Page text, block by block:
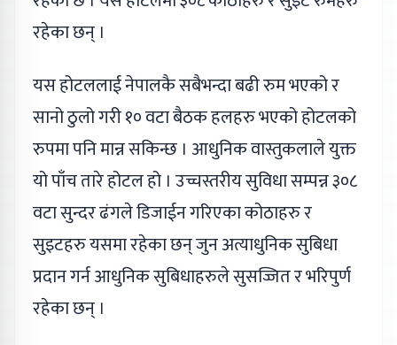
रहेका छन् ।
यस होटललाई नेपालकै सबैभन्दा बढी रुम भएको र
सानो ठुलो गरी १० वटा बैठक हलहरु भएको होटलको
रुपमा पनि मान्न सकिन्छ । आधुनिक वास्तुकलाले युक्त
यो पाँच तारे होटल हो । उच्चस्तरीय सुविधा सम्पन्न ३०८
वटा सुन्दर ढंगले डिजाईन गरिएका कोठाहरु र
सुइटहरु यसमा रहेका छन् जुन अत्याधुनिक सुबिधा
प्रदान गर्न आधुनिक सुबिधाहरुले सुसज्जित र भरिपुर्ण
रहेका छन् ।